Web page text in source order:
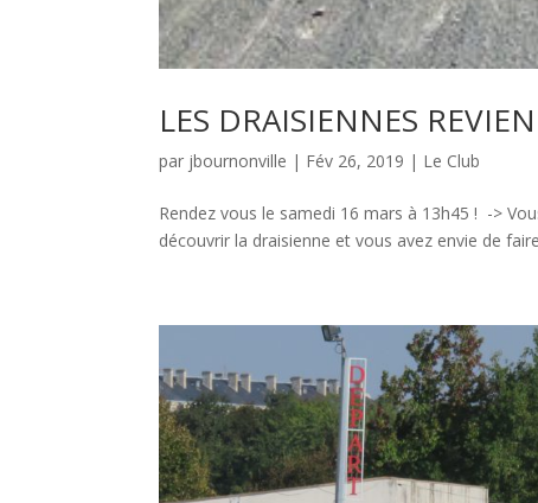
LES DRAISIENNES
par jbournonville | Fév 26, 2019 | Le Club
Rendez vous le samedi 16 mars à 13h45 ! ->
découvrir la draisienne et vous avez envie de